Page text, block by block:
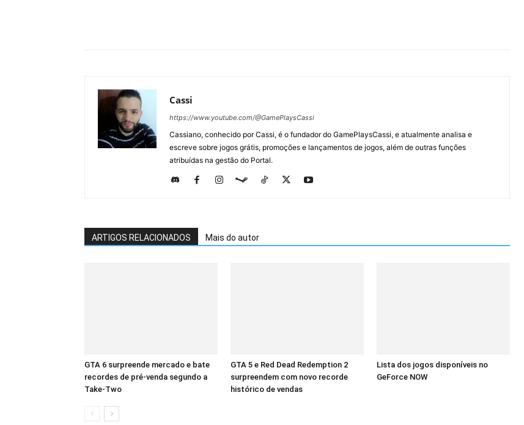
Cassi
https://www.youtube.com/@GamePlaysCassi
Cassiano, conhecido por Cassi, é o fundador do GamePlaysCassi, e atualmente analisa e
escreve sobre jogos grátis, promoções e lançamentos de jogos, além de outras funções
atribuídas na gestão do Portal.
ARTIGOS RELACIONADOS Mais do autor
GTA 6 surpreende mercado e bate
recordes de pré-venda segundo a
Take-Two
GTA 5 e Red Dead Redemption 2
surpreendem com novo recorde
histórico de vendas
Lista dos jogos disponíveis no
GeForce NOW